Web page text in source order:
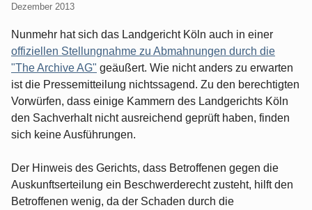
Dezember 2013
Nunmehr hat sich das Landgericht Köln auch in einer
offiziellen Stellungnahme zu Abmahnungen durch die
"The Archive AG" geäußert. Wie nicht anders zu erwarten
ist die Pressemitteilung nichtssagend. Zu den berechtigten
Vorwürfen, dass einige Kammern des Landgerichts Köln
den Sachverhalt nicht ausreichend geprüft haben, finden
sich keine Ausführungen.
Der Hinweis des Gerichts, dass Betroffenen gegen die
Auskunftserteilung ein Beschwerderecht zusteht, hilft den
Betroffenen wenig, da der Schaden durch die